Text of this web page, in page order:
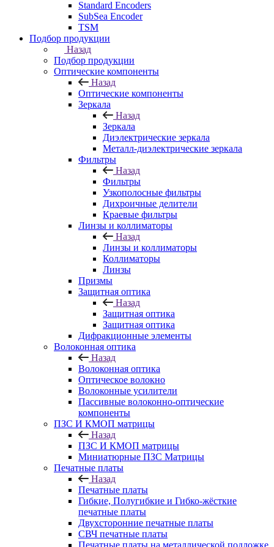
Standard Encoders
SubSea Encoder
TSM
Подбор продукции
Назад
Подбор продукции
Оптические компоненты
Назад
Оптические компоненты
Зеркала
Назад
Зеркала
Диэлектрические зеркала
Металл-диэлектрические зеркала
Фильтры
Назад
Фильтры
Узкополосные фильтры
Дихроичные делители
Краевые фильтры
Линзы и коллиматоры
Назад
Линзы и коллиматоры
Коллиматоры
Линзы
Призмы
Защитная оптика
Назад
Защитная оптика
Защитная оптика
Дифракционные элементы
Волоконная оптика
Назад
Волоконная оптика
Оптическое волокно
Волоконные усилители
Пассивные волоконно-оптические
компоненты
ПЗС И КМОП матрицы
Назад
ПЗС И КМОП матрицы
Миниатюрные ПЗС Матрицы
Печатные платы
Назад
Печатные платы
Гибкие, Полугибкие и Гибко-жёсткие
печатные платы
Двухсторонние печатные платы
СВЧ печатные платы
Печатные платы на металлической подложке